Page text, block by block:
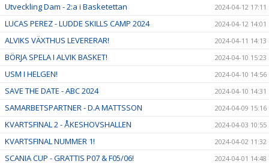
Utveckling Dam - 2:a i Basketettan 2024-04-12 17:11
LUCAS PEREZ - LUDDE SKILLS CAMP 2024 2024-04-12 14:01
ALVIKS VÄXTHUS LEVERERAR! 2024-04-11 14:13
BÖRJA SPELA I ALVIK BASKET! 2024-04-10 15:23
USM I HELGEN! 2024-04-10 14:56
SAVE THE DATE - ABC 2024 2024-04-10 14:31
SAMARBETSPARTNER - D.A MATTSSON 2024-04-09 15:16
KVARTSFINAL 2 - ÅKESHOVSHALLEN 2024-04-03 10:55
KVARTSFINAL NUMMER 1! 2024-04-02 11:32
SCANIA CUP - GRATTIS P07 & F05/06! 2024-04-01 14:48